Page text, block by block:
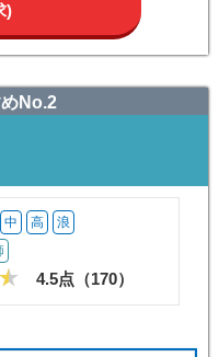
)
No.2
中 高 浪
4.5点（170）